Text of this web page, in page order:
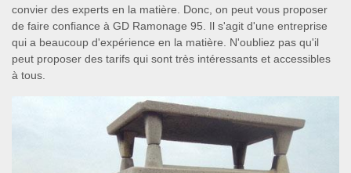
convier des experts en la matière. Donc, on peut vous proposer
de faire confiance à GD Ramonage 95. Il s'agit d'une entreprise
qui a beaucoup d'expérience en la matière. N'oubliez pas qu'il
peut proposer des tarifs qui sont très intéressants et accessibles
à tous.